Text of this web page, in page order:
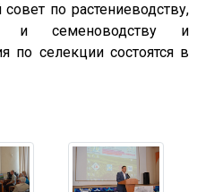
по растениеводству,
и семеноводству и
по селекции состоятся в